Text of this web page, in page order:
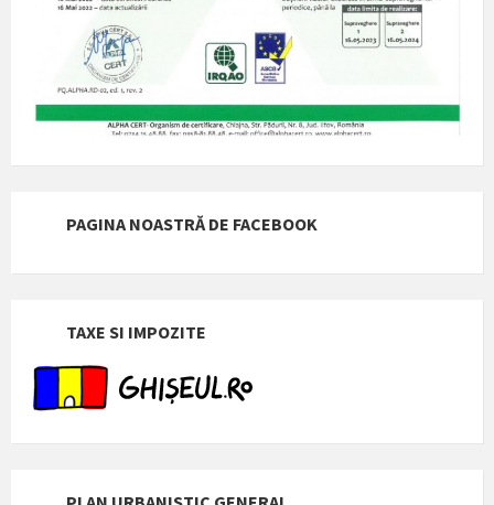
PAGINA NOASTRĂ DE FACEBOOK
TAXE SI IMPOZITE